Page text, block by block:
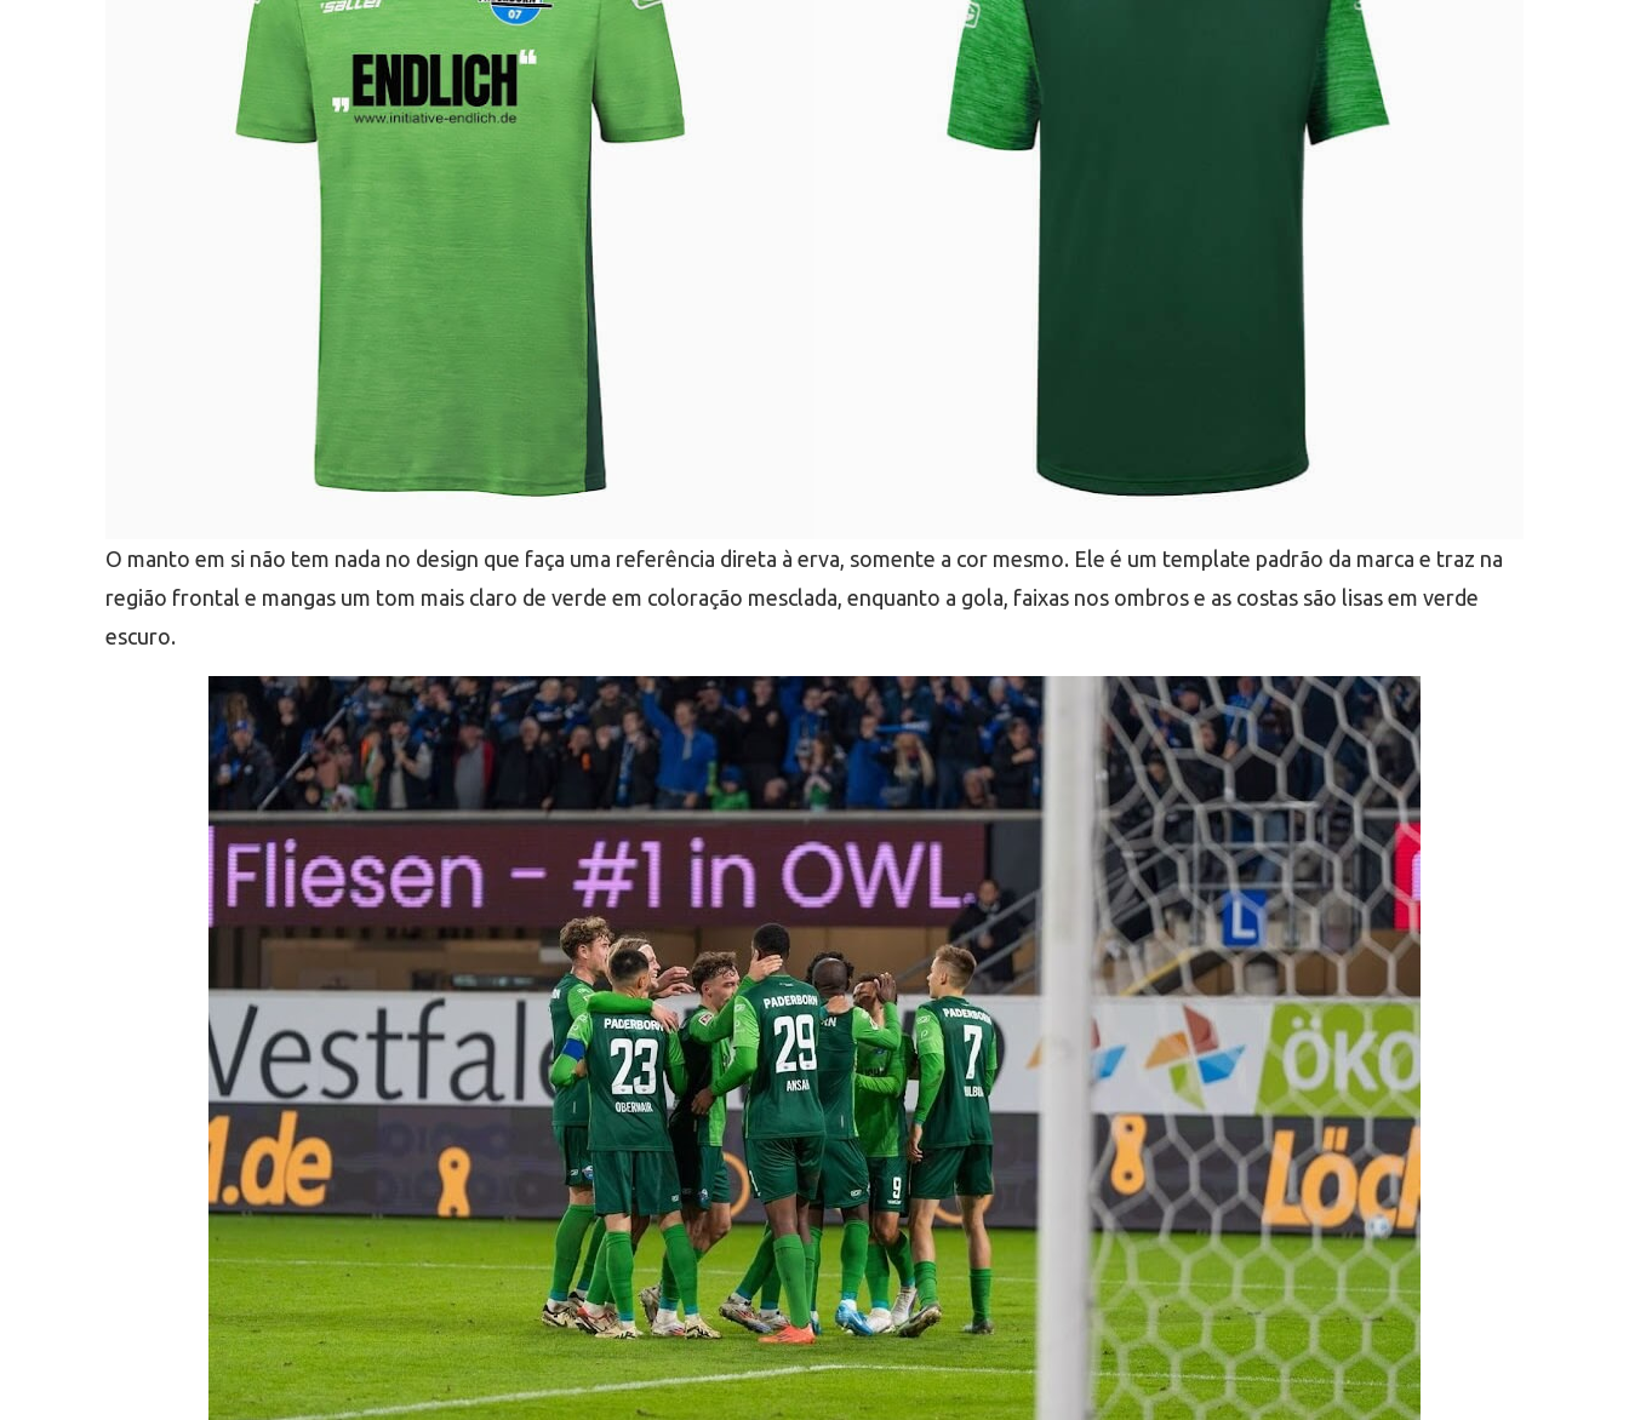
O manto em si não tem nada no design que faça uma referência direta à erva, somente a cor mesmo. Ele é um template padrão da marca e traz na
região frontal e mangas um tom mais claro de verde em coloração mesclada, enquanto a gola, faixas nos ombros e as costas são lisas em verde
escuro.